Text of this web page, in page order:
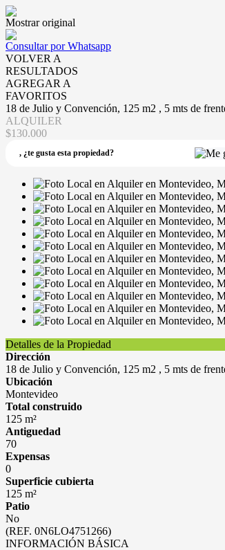
Mostrar original
Consultar por Whatsapp
VOLVER A
RESULTADOS
AGREGAR A
FAVORITOS
18 de Julio y Convención, 125 m2 , 5 mts de
ALQUILER
$130.000
, ¿te gusta esta propiedad?
Detalles de la Propiedad
Dirección
18 de Julio y Convención, 125 m2 , 5 mts de
Ubicación
Montevideo
Total construido
125 m²
Antiguedad
70
Expensas
0
Superficie cubierta
125 m²
Patio
No
(REF. 0N6LO4751266)
INFORMACIÓN BÁSICA